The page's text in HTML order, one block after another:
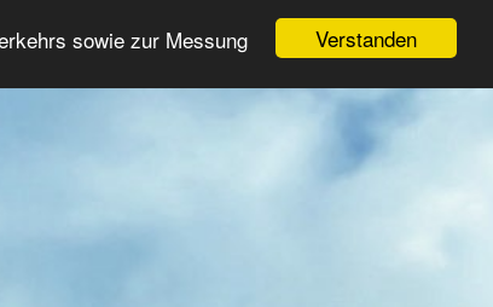
Verstanden
sowie zur Messung